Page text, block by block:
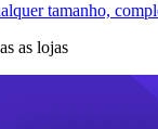
tamanho,
as lojas